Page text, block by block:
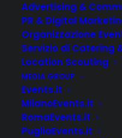
Advertising &
PR & Digital
Organizzazione
Servizio di Catering
Location Scouting
MEDIA GROUP
Events.it
MilanoEvents.it
RomaEvents.it
PugliaEvents.it